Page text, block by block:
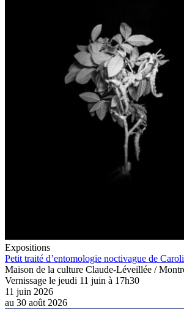
Expositions
Petit traité d’entomologie noctivague de
Maison de la culture Claude-Léveillée /
Vernissage le jeudi 11 juin à 17h30
11 juin 2026
au 30 août 2026